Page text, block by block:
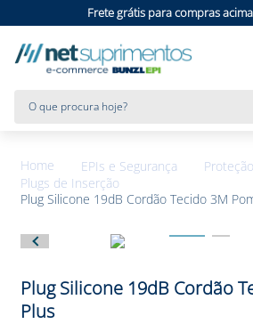
Frete grátis para compras
EPIs e Segurança
Plugs de Inserção
Plug Silicone 19dB Cordão Tecido 3M
Plug Silicone 19dB Cordão
Plus